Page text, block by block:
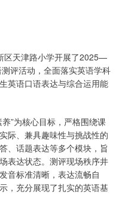
区天津路小学开展了2025—
评活动，全面落实英语学科
英语口语表达与综合运用能
”为核心目标，严格围绕课
际、兼具趣味性与挑战性的
、话题表达等多个模块，旨
表达状态。测评现场秩序井
音标准清晰，表达流畅自
，充分展现了扎实的英语基